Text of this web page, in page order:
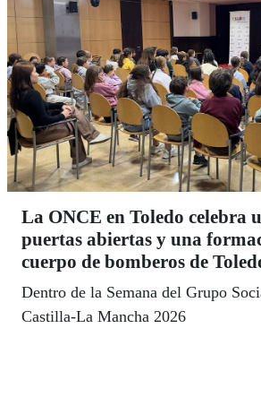
La ONCE en Toledo celebra
puertas abiertas y una
cuerpo de bomberos de
Dentro de la Semana del Grupo
Castilla-La Mancha 2026